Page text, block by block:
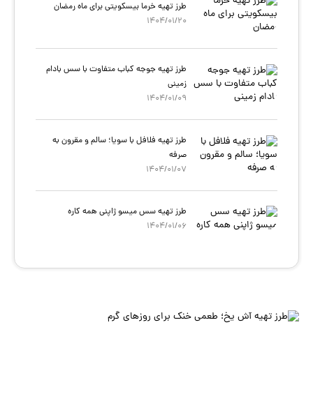
طرز تهیه خرما بیسکویتی برای ماه رمضان
1404/01/20
طرز تهیه جوجه کباب متفاوت با سس بادام
زمینی
1404/01/09
طرز تهیه فلافل با سویا؛ سالم و مقرون‌ به
صرفه
1404/01/07
طرز تهیه سس میسو ژاپنی همه کاره
1404/01/06